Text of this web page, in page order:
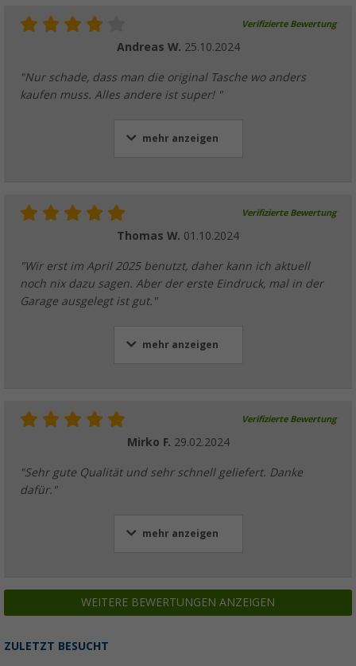
Verifizierte Bewertung
Andreas W. 25.10.2024
"Nur schade, dass man die original Tasche wo anders
kaufen muss. Alles andere ist super! "
mehr anzeigen
Verifizierte Bewertung
Thomas W. 01.10.2024
"Wir erst im April 2025 benutzt, daher kann ich aktuell
noch nix dazu sagen. Aber der erste Eindruck, mal in der
Garage ausgelegt ist gut."
mehr anzeigen
Verifizierte Bewertung
Mirko F. 29.02.2024
"Sehr gute Qualität und sehr schnell geliefert. Danke
dafür."
mehr anzeigen
WEITERE BEWERTUNGEN ANZEIGEN
ZULETZT BESUCHT